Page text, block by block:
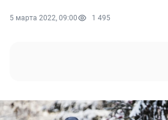
5 марта 2022, 09:00 1 495